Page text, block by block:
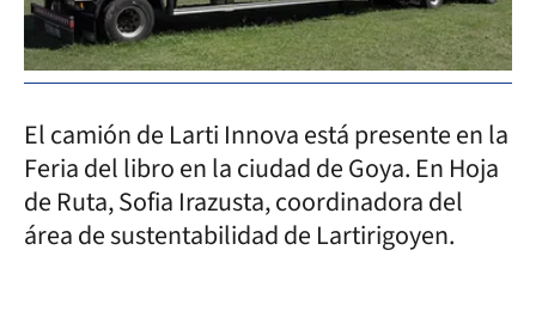
El camión de Larti Innova está presente en la
Feria del libro en la ciudad de Goya. En Hoja
de Ruta, Sofia Irazusta, coordinadora del
área de sustentabilidad de Lartirigoyen.